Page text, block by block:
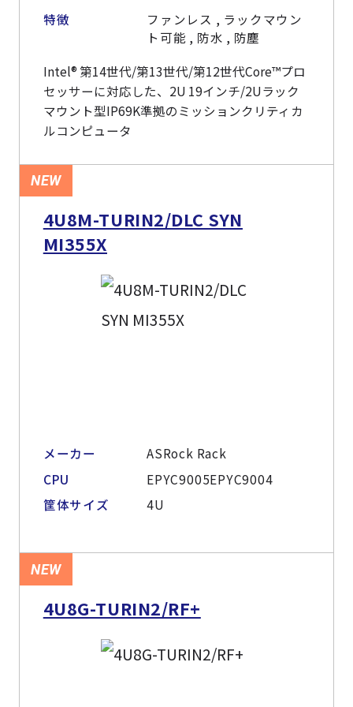
特徴
ファンレス , ラックマウン
ト可能 , 防水 , 防塵
Intel® 第14世代/第13世代/第12世代Core™プロ
セッサーに対応した、2U 19インチ/2Uラック
マウント型IP69K準拠のミッションクリティカ
ルコンピュータ
NEW
4U8M-TURIN2/DLC SYN
MI355X
メーカー
ASRock Rack
CPU
EPYC9005EPYC9004
筐体サイズ
4U
NEW
4U8G-TURIN2/RF+